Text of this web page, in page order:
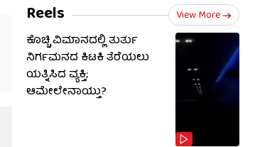
Reels View More
ಕೊಚ್ಚಿ ವಿಮಾನದಲ್ಲಿ ತುರ್ತು
ನಿರ್ಗಮನದ ಕಿಟಕಿ ತೆರೆಯಲು
ಯತ್ನಿಸಿದ ವ್ಯಕ್ತಿ;
ಆಮೇಲೇನಾಯ್ತು?